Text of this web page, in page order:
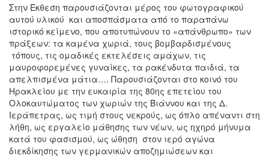
Στην Έκθεση παρουσιάζονται μέρος του φωτογραφικού
αυτού υλικού και αποσπάσματα από το παραπάνω
ιστορικό κείμενο, που αποτυπώνουν το «απάνθρωπο» των
πράξεων: τα καμένα χωριά, τους βομβαρδισμένους
τόπους, τις ομαδικές εκτελέσεις αμάχων, τις
μαυροφορεμένες γυναίκες, τα ρακένδυτα παιδιά, τα
απελπισμένα μάτια…. Παρουσιάζονται στο κοινό του
Ηρακλείου με την ευκαιρία της 80ης επετείου του
Ολοκαυτώματος των χωριών της Βιάννου και της Δ.
Ιεράπετρας, ως τιμή στους νεκρούς, ως όπλο απέναντι στη
λήθη, ως εργαλείο μάθησης των νέων, ως ηχηρό μήνυμα
κατά του φασισμού, ως ώθηση στον ιερό αγώνα
διεκδίκησης των γερμανικών αποζημιώσεων και